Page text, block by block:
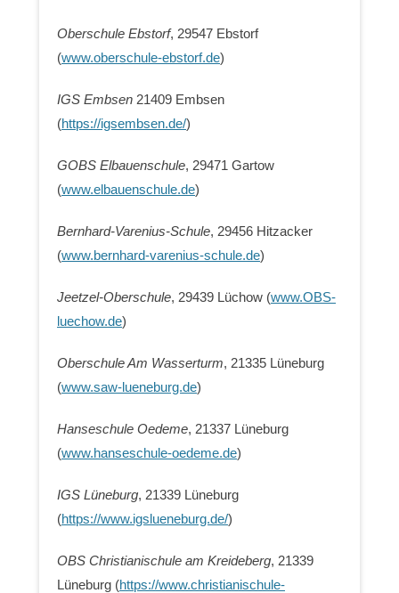
Oberschule Ebstorf, 29547 Ebstorf
(www.oberschule-ebstorf.de)
IGS Embsen 21409 Embsen
(https://igsembsen.de/)
GOBS Elbauenschule, 29471 Gartow
(www.elbauenschule.de)
Bernhard-Varenius-Schule, 29456 Hitzacker
(www.bernhard-varenius-schule.de)
Jeetzel-Oberschule, 29439 Lüchow (www.OBS-
luechow.de)
Oberschule Am Wasserturm, 21335 Lüneburg
(www.saw-lueneburg.de)
Hanseschule Oedeme, 21337 Lüneburg
(www.hanseschule-oedeme.de)
IGS Lüneburg, 21339 Lüneburg
(https://www.igslueneburg.de/)
OBS Christianischule am Kreideberg, 21339
Lüneburg (https://www.christianischule-